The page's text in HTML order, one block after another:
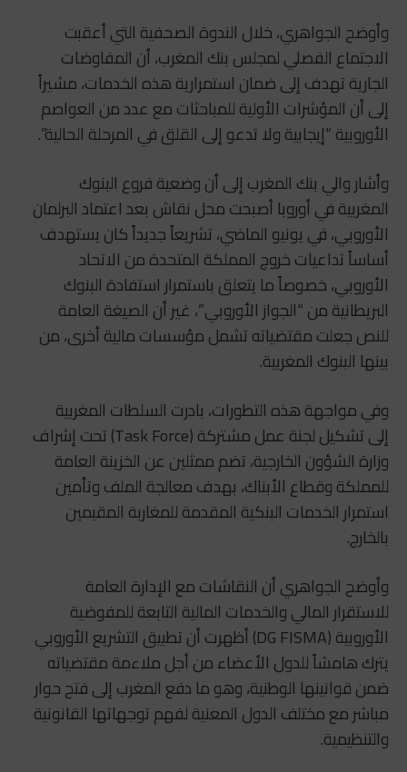
وأوضح الجواهري، خلال الندوة الصحفية التي أعقبت
الاجتماع الفصلي لمجلس بنك المغرب، أن المفاوضات
الجارية تهدف إلى ضمان استمرارية هذه الخدمات، مشيراً
إلى أن المؤشرات الأولية للمباحثات مع عدد من العواصم
الأوروبية “إيجابية ولا تدعو إلى القلق في المرحلة الحالية”.
وأشار والي بنك المغرب إلى أن وضعية فروع البنوك
المغربية في أوروبا أصبحت محل نقاش بعد اعتماد البرلمان
الأوروبي، في يونيو الماضي، تشريعاً جديداً كان يستهدف
أساساً تداعيات خروج المملكة المتحدة من الاتحاد
الأوروبي، خصوصاً ما يتعلق باستمرار استفادة البنوك
البريطانية من “الجواز الأوروبي”، غير أن الصيغة العامة
للنص جعلت مقتضياته تشمل مؤسسات مالية أخرى، من
بينها البنوك المغربية.
وفي مواجهة هذه التطورات، بادرت السلطات المغربية
إلى تشكيل لجنة عمل مشتركة (Task Force) تحت إشراف
وزارة الشؤون الخارجية، تضم ممثلين عن الخزينة العامة
للمملكة وقطاع الأبناك، بهدف معالجة الملف وتأمين
استمرار الخدمات البنكية المقدمة للمغاربة المقيمين
بالخارج.
وأوضح الجواهري أن النقاشات مع الإدارة العامة
للاستقرار المالي والخدمات المالية التابعة للمفوضية
الأوروبية (DG FISMA) أظهرت أن تطبيق التشريع الأوروبي
يترك هامشاً للدول الأعضاء من أجل ملاءمة مقتضياته
ضمن قوانينها الوطنية، وهو ما دفع المغرب إلى فتح حوار
مباشر مع مختلف الدول المعنية لفهم توجهاتها القانونية
والتنظيمية.